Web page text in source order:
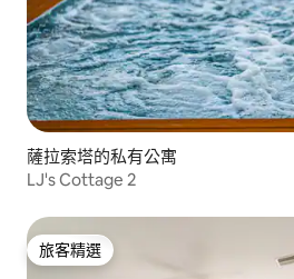
薩拉索塔的私有公寓
LJ's Cottage 2
旅客精選
旅客精選